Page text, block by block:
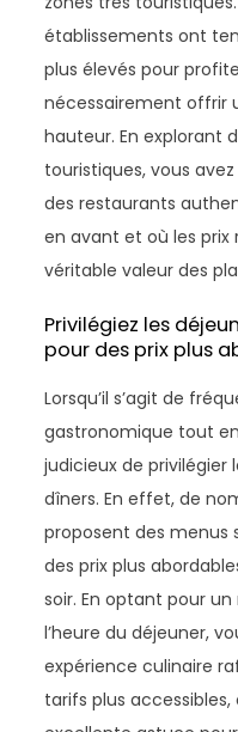
établissements ont
plus élevés pour
nécessairement offrir
hauteur. En explorant
touristiques, vous
des restaurants
en avant et où les
véritable valeur des
Privilégiez les
pour des prix plus
Lorsqu’il s’agit de
gastronomique tout
judicieux de privilégier
dîners. En effet, de
proposent des menus
des prix plus
soir. En optant pour
l’heure du déjeuner,
expérience culinaire
tarifs plus